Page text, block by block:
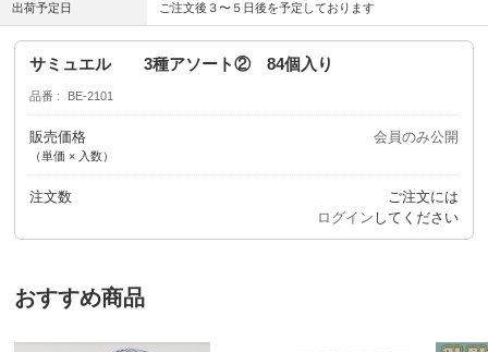
出荷予定日 ご注文後３〜５日後を予定しております
サミュエル 3種アソート② 84個入り
品番 BE-2101
販売価格
（単価 × 入数）
会員のみ公開
注文数
ご注文には
ログイン してください
おすすめ商品